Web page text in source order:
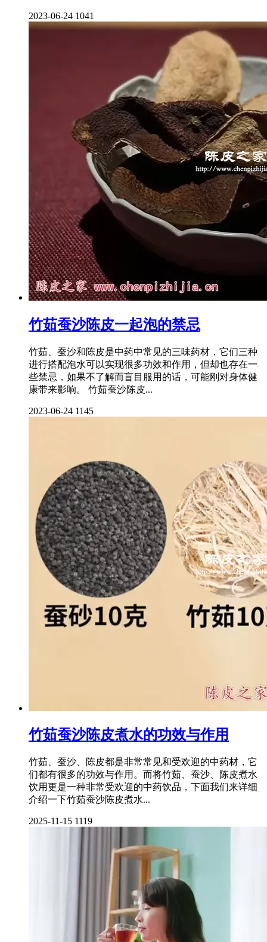
2023-06-24 1041
竹茹蚕沙陈皮一起泡的禁忌
竹茹、蚕沙和陈皮是中药中常见的三味药材，它们三种
进行搭配泡水可以实现很多功效和作用，但却也存在一
些禁忌，如果不了解而盲目服用的话，可能刚对身体健
康带来影响。 竹茹蚕沙陈皮...
2023-06-24 1145
竹茹蚕沙陈皮煮水的功效与作用
竹茹、蚕沙、陈皮都是非常常见和受欢迎的中药材，它
们都有很多的功效与作用。而将竹茹、蚕沙、陈皮煮水
饮用更是一种非常受欢迎的中药饮品，下面我们来详细
介绍一下竹茹蚕沙陈皮煮水...
2025-11-15 1119